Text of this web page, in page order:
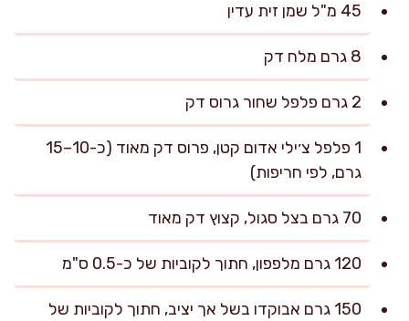
45 מ"ל שמן זית עדין
8 גרם מלח דק
2 גרם פלפל שחור גרוס דק
1 פלפל צ׳ילי אדום קטן, פרוס דק מאוד (כ-10–15
גרם, לפי חריפות)
70 גרם בצל סגול, קצוץ דק מאוד
120 גרם מלפפון, חתוך לקוביות של כ-0.5 ס"מ
150 גרם אבוקדו בשל אך יציב, חתוך לקוביות של